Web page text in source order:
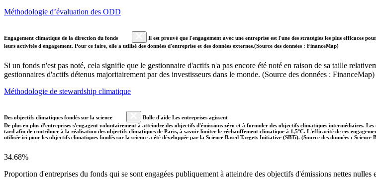
Méthodologie d’évaluation des ODD
Engagement climatique de la direction du fonds
Il est prouvé que l'engagement avec une entreprise est l'une des stratégies les plus efficaces
leurs activités d'engagement. Pour ce faire, elle a utilisé des données d'entreprise et des données externes.(Source des données : FinanceMap)
Si un fonds n'est pas noté, cela signifie que le gestionnaire d'actifs n'a pas encore été noté en raison de sa taille
gestionnaires d'actifs détenus majoritairement par des investisseurs dans le monde. (Source des données : FinanceMap)
Méthodologie de stewardship climatique
Des objectifs climatiques fondés sur la science
Bulle d'aide Les entreprises agissent
De plus en plus d'entreprises s'engagent volontairement à atteindre des objectifs d'émissions zéro et à formuler des objectifs climatiques intermédiaires.
tard afin de contribuer à la réalisation des objectifs climatiques de Paris, à savoir limiter le réchauffement climatique à 1,5°C. L'efficacité de ces
utilisée ici pour les objectifs climatiques fondés sur la science a été développée par la Science Based Targets Initiative (SBTi). (Source des données : Science
34.68%
Proportion d'entreprises du fonds qui se sont engagées publiquement à atteindre des objectifs d'émissions nettes